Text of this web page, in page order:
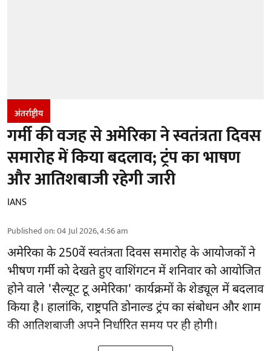
अंतर्राष्ट्रीय
गर्मी की वजह से अमेरिका ने स्वतंत्रता दिवस
समारोह में किया बदलाव; ट्रंप का भाषण
और आतिशबाजी रहेगी जारी
IANS
Published on:04 Jul 2026, 4:56 am
अमेरिका के 250वें स्वतंत्रता दिवस समारोह के आयोजकों ने
भीषण गर्मी को देखते हुए वाशिंगटन में शनिवार को आयोजित
होने वाले 'सैल्यूट टू अमेरिका' कार्यक्रमों के शेड्यूल में बदलाव
किया है। हालांकि, राष्ट्रपति डोनाल्ड ट्रंप का संबोधन और शाम
की आतिशबाजी अपने निर्धारित समय पर ही होगी।